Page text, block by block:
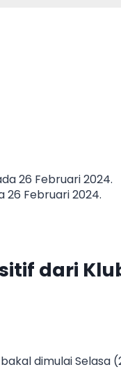
26 Februari 2024.
dari
dimulai Selasa